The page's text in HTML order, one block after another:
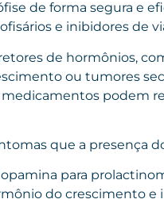
de forma segura e
e inibidores de
de hormônios,
ou tumores
podem
que a presença
para
do crescimento e